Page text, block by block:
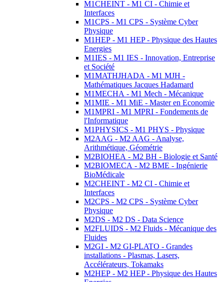
M1CHEINT - M1 CI - Chimie et
Interfaces
M1CPS - M1 CPS - Système Cyber
Physique
M1HEP - M1 HEP - Physique des Hautes
Energies
M1IES - M1 IES - Innovation, Entreprise
et Société
M1MATHJHADA - M1 MJH -
Mathématiques Jacques Hadamard
M1MECHA - M1 Mech - Mécanique
M1MIE - M1 MiE - Master en Economie
M1MPRI - M1 MPRI - Fondements de
l'Informatique
M1PHYSICS - M1 PHYS - Physique
M2AAG - M2 AAG - Analyse,
Arithmétique, Géométrie
M2BIOHEA - M2 BH - Biologie et Santé
M2BIOMECA - M2 BME - Ingénierie
BioMédicale
M2CHEINT - M2 CI - Chimie et
Interfaces
M2CPS - M2 CPS - Système Cyber
Physique
M2DS - M2 DS - Data Science
M2FLUIDS - M2 Fluids - Mécanique des
Fluides
M2GI - M2 GI-PLATO - Grandes
installations - Plasmas, Lasers,
Accélérateurs, Tokamaks
M2HEP - M2 HEP - Physique des Hautes